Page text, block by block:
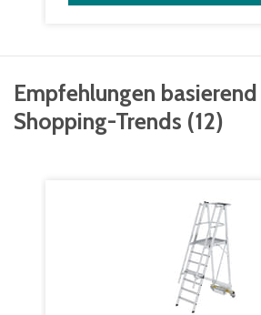
Empfehlungen
Shopping-Trends (12)